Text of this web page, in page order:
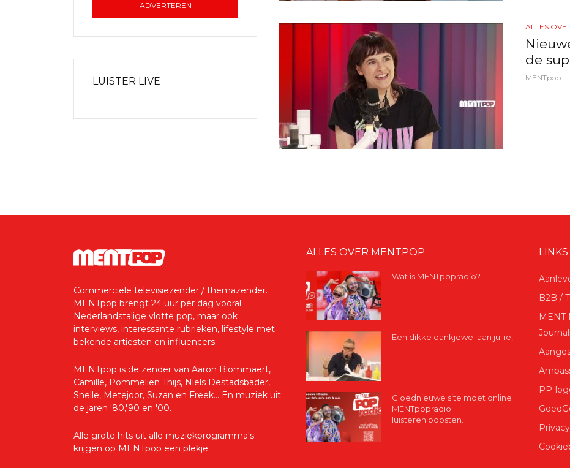
ADVERTEREN
LUISTER LIVE
ALLES
de
MENTpop
Commerciële televisiezender / themazender.
MENTpop brengt 24 uur per dag vooral
Nederlandstalige vlotte pop, maar ook
interviews, interessante rubrieken, lifestyle met
bekende artiesten en influencers.
MENTpop is de zender van Aaron Blommaert,
Camille, Pommelien Thijs, Niels Destadsbader,
Snelle, Metejoor, Suzan en Freek... En muziek uit
de jaren '80,'90 en '00.
Alle grote hits uit alle muziekprogramma's
krijgen op MENTpop een plekje.
ALLES OVER MENTPOP
Wat is MENTpopradio?
Een dikke dankjewel aan jullie!
Gloednieuwe site moet online
MENTpopradio
luisteren boosten.
LINKS
B2B /
MENT
PP-